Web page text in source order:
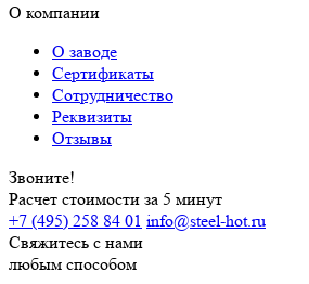
О компании
О заводе
Сертификаты
Сотрудничество
Реквизиты
Отзывы
Звоните!
Расчет стоимости за 5 минут
+7 (495) 258 84 01 info@steel-hot.ru
Свяжитесь с нами
любым способом